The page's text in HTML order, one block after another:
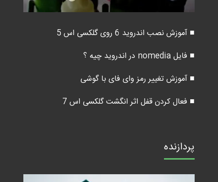
■ آموزش نصب اندروید 6 روی گلکسی اس 5
■ فایل nomedia در اندروید چیه ؟
■ آموزش تغییر رمز وای فای با گوشی
■ فعال کردن قفل اثر انگشت گلکسی اس 7
پردازنده